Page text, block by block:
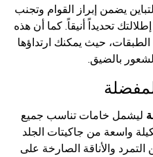
يضمن إبراز القوام وتجنب
تحديداً أنيقاً. كما أن هذه
حيث يمكنك ارتداؤها
بالضيق.
ليشمل خامات تناسب جميع
واسعة من جاكيتات الجلد
والأناقة الصارخة على